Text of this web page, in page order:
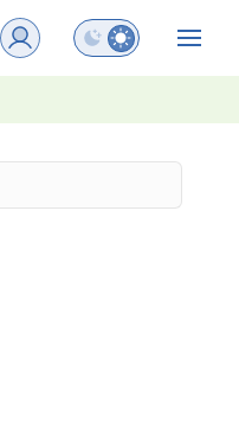
Preklopi barvni